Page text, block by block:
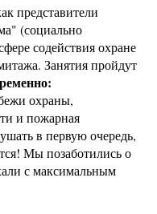
представители
(социально
содействия охране
Занятия пройдут
охраны,
и пожарная
в первую очередь,
Мы позаботились о
с максимальным